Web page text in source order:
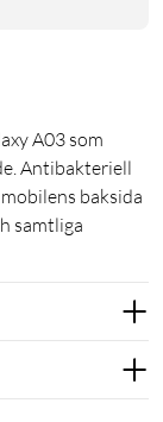
A03 som
Antibakteriell
baksida
samtliga